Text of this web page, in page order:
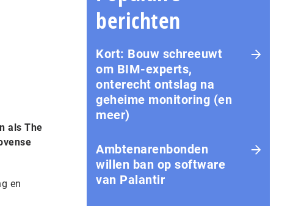
als The
en
berichten
Kort: Bouw schreeuwt
om BIM-experts,
onterecht ontslag na
geheime monitoring (en
meer)
Ambtenarenbonden
willen ban op software
van Palantir